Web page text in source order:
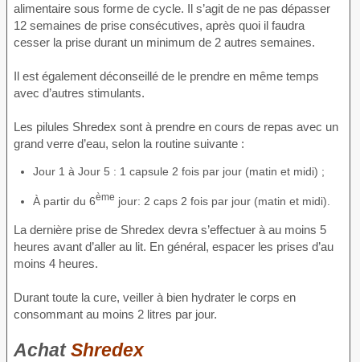
alimentaire sous forme de cycle. Il s’agit de ne pas dépasser
12 semaines de prise consécutives, après quoi il faudra
cesser la prise durant un minimum de 2 autres semaines.
Il est également déconseillé de le prendre en même temps
avec d’autres stimulants.
Les pilules Shredex sont à prendre en cours de repas avec un
grand verre d’eau, selon la routine suivante :
Jour 1 à Jour 5 : 1 capsule 2 fois par jour (matin et midi) ;
À partir du 6ème jour: 2 caps 2 fois par jour (matin et midi).
La dernière prise de Shredex devra s’effectuer à au moins 5
heures avant d’aller au lit. En général, espacer les prises d’au
moins 4 heures.
Durant toute la cure, veiller à bien hydrater le corps en
consommant au moins 2 litres par jour.
AchatShredex